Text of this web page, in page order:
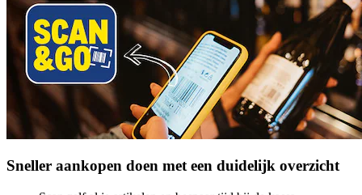
Sneller aankopen doen met een duidelijk overzicht